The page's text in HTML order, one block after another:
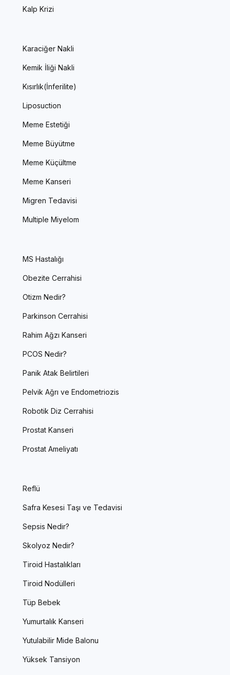
Kalp Krizi
Karaciğer Nakli
Kemik İliği Nakli
Kısırlık(İnferilite)
Liposuction
Meme Estetiği
Meme Büyütme
Meme Küçültme
Meme Kanseri
Migren Tedavisi
Multiple Miyelom
MS Hastalığı
Obezite Cerrahisi
Otizm Nedir?
Parkinson Cerrahisi
Rahim Ağzı Kanseri
PCOS Nedir?
Panik Atak Belirtileri
Pelvik Ağrı ve Endometriozis
Robotik Diz Cerrahisi
Prostat Kanseri
Prostat Ameliyatı
Reflü
Safra Kesesi Taşı ve Tedavisi
Sepsis Nedir?
Skolyoz Nedir?
Tiroid Hastalıkları
Tiroid Nodülleri
Tüp Bebek
Yumurtalık Kanseri
Yutulabilir Mide Balonu
Yüksek Tansiyon